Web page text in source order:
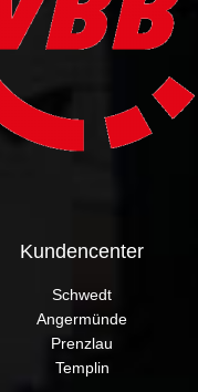
Kundencenter
Schwedt
Angermünde
Prenzlau
Templin